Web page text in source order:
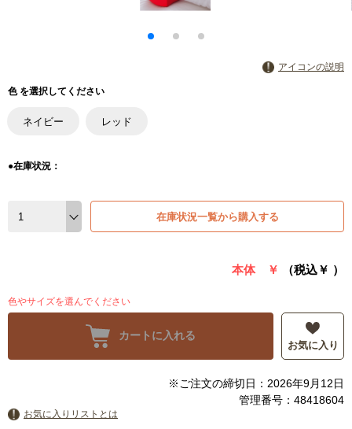
アイコンの説明
色 を選択してください
ネイビー レッド
●在庫状況：
在庫状況一覧から購入する
本体 ￥ （税込￥ ）
色やサイズを選んでください
カートに入れる
お気に入り
※ご注文の締切日：2026年9月12日
管理番号：48418604
お気に入りリストとは